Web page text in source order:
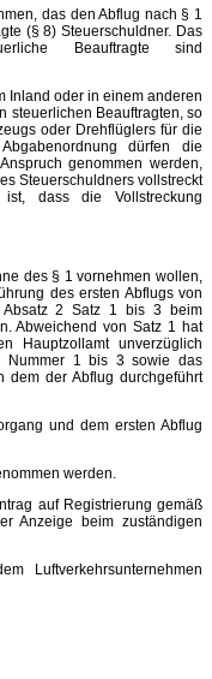
das den Abflug nach § 1
(§ 8) Steuerschuldner. Das
Beauftragte sind
Inland oder in einem anderen
steuerlichen Beauftragten, so
oder Drehflüglers für die
dürfen die
genommen werden,
Steuerschuldners vollstreckt
dass die Vollstreckung
des § 1 vornehmen wollen,
des ersten Abflugs von
Absatz 2 Satz 1 bis 3 beim
Abweichend von Satz 1 hat
Hauptzollamt unverzüglich
Nummer 1 bis 3 sowie das
dem der Abflug durchgeführt
und dem ersten Abflug
werden.
auf Registrierung gemäß
Anzeige beim zuständigen
Luftverkehrsunternehmen